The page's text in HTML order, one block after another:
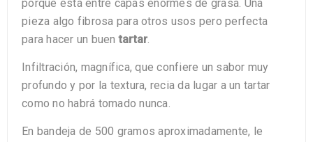
porque está entre capas enormes de grasa. Una
pieza algo fibrosa para otros usos pero perfecta
para hacer un buentartar.
Infiltración, magnífica, que confiere un sabor muy
profundo y por la textura, recia da lugar a un tartar
como no habrá tomado nunca.
En bandeja de 500 gramos aproximadamente, le